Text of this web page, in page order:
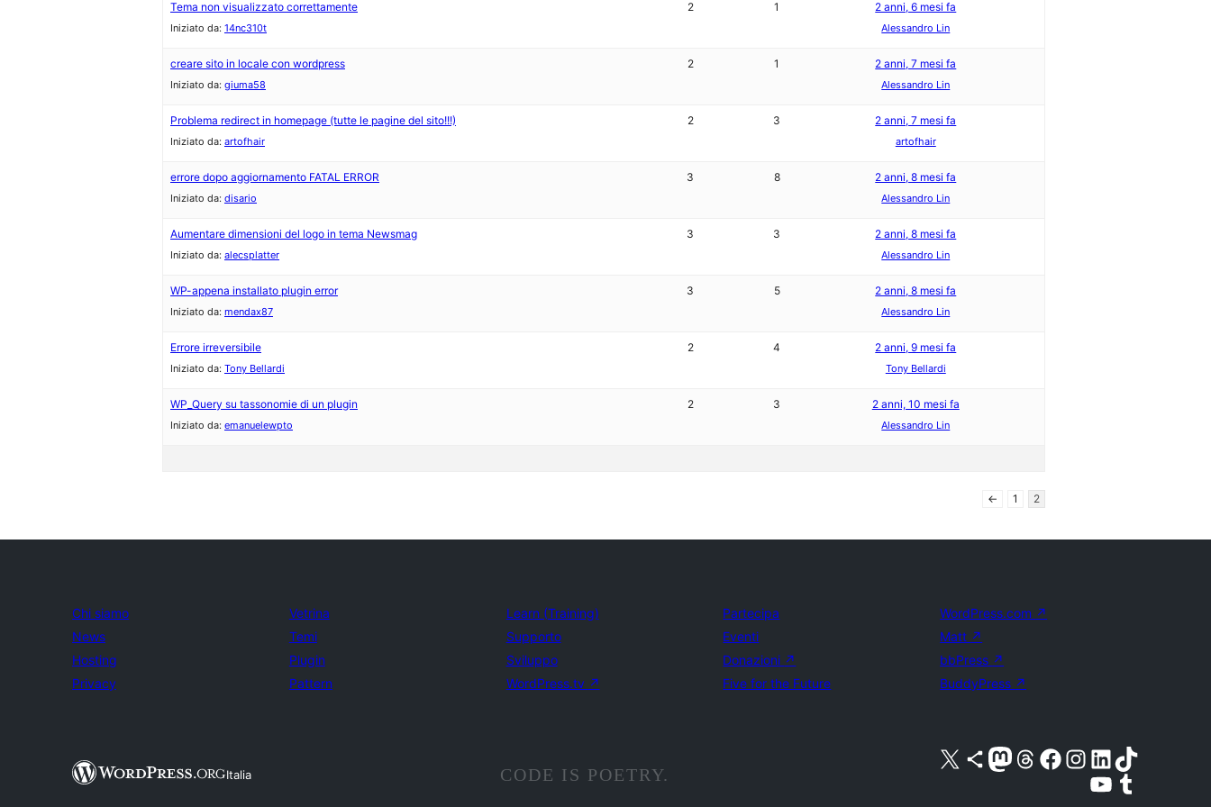
Tema non visualizzato correttamente
Iniziato da: 14nc310t
2 1 2 anni, 6 mesi fa
Alessandro Lin
creare sito in locale con wordpress
Iniziato da: giuma58
2 1 2 anni, 7 mesi fa
Alessandro Lin
Problema redirect in homepage (tutte le pagine del sito!!!)
Iniziato da: artofhair
2 3 2 anni, 7 mesi fa
artofhair
errore dopo aggiornamento FATAL ERROR
Iniziato da: disario
3 8 2 anni, 8 mesi fa
Alessandro Lin
Aumentare dimensioni del logo in tema Newsmag
Iniziato da: alecsplatter
3 3 2 anni, 8 mesi fa
Alessandro Lin
WP-appena installato plugin error
Iniziato da: mendax87
3 5 2 anni, 8 mesi fa
Alessandro Lin
Errore irreversibile
Iniziato da: Tony Bellardi
2 4 2 anni, 9 mesi fa
Tony Bellardi
WP_Query su tassonomie di un plugin
Iniziato da: emanuelewpto
2 3 2 anni, 10 mesi fa
Alessandro Lin
← 1 2
Chi siamo
News
Hosting
Privacy
Vetrina
Temi
Plugin
Pattern
Learn (Training)
Supporto
Sviluppo
WordPress.tv ↗
Partecipa
Eventi
Donazioni ↗
Five for the Future
WordPress.com ↗
Matt ↗
bbPress ↗
BuddyPress ↗
Italia
Visita il nostro account X (ex Twitter)
Visita il nostro account Bluesky
Visita il nostro account Mastodon
Visita il nostro account Threads
Visita la nostra pagina Facebook
Visita il nostro account Instagram
Visita il nostro account LinkedIn
Visita il nostro account TikTok
Visita il nostro canale YouTube
Visita il nostro account Tumblr
CODE IS POETRY.